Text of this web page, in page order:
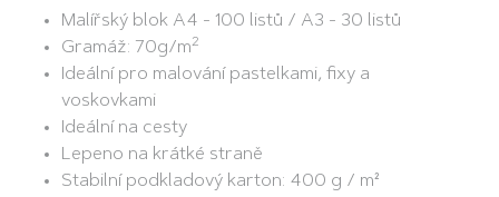
Malířský blok A4 - 100 listů / A3 - 30 listů
Gramáž: 70g/m2
Ideální pro malování pastelkami, fixy a
voskovkami
Ideální na cesty
Lepeno na krátké straně
Stabilní podkladový karton: 400 g / m²